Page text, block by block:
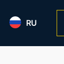
RU